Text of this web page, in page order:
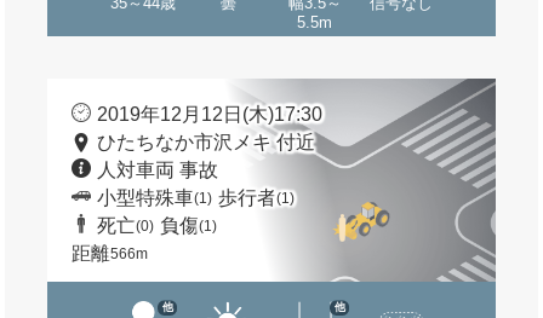
5.5m
2019年12月12日(木)17:30
ひたちなか市沢メキ 付近
人対車両 事故
小型特殊車(1) 歩行者(1)
死亡(0) 負傷(1)
距離566m
他 他